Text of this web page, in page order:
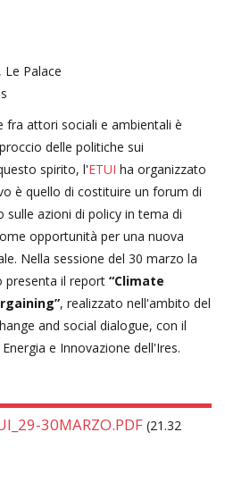
Le Palace
fra attori sociali e ambientali è
delle politiche sui
spirito, l'ETUI ha organizzato
è quello di costituire un forum di
sulle azioni di policy in tema di
opportunità per una nuova
Nella sessione del 30 marzo la
presenta il report “Climate
, realizzato nell'ambito del
and social dialogue, con il
e Innovazione dell'Ires.
30MARZO.PDF (21.32